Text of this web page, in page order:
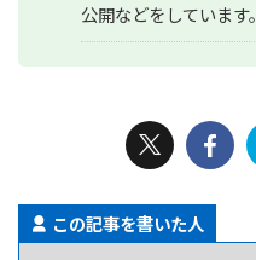
公開などをしています。
この記事を書いた人